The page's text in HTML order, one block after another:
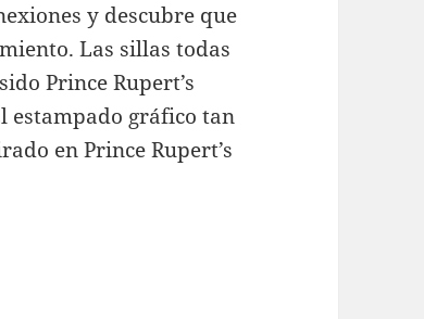
y descubre que
Las sillas todas
Prince Rupert’s
estampado gráfico tan
en Prince Rupert’s